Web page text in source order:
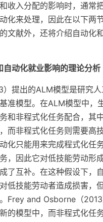
收入分配的影响时，通常
化来处理，因此在以下两
文献外，还将介绍自动化
自动化就业影响的理论分析
提出的ALM模型是研究人
准模型。在ALM模型中，
非程式化任务配合，其
而非程式化任务则需要高
化只能用来完成程式化任
，因此它对低技能劳动形
了互补。在这种假设下，
低技能劳动者造成损害，
Frey and Osborne（
的模型中，而非程式化任